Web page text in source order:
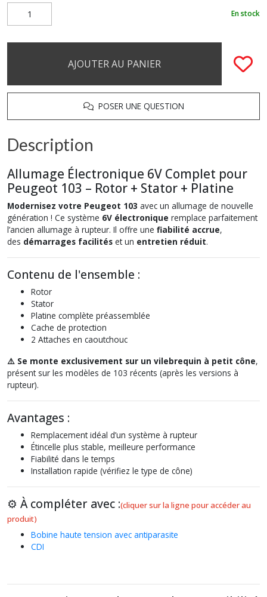
En stock
AJOUTER AU PANIER
POSER UNE QUESTION
Description
Allumage Électronique 6V Complet pour
Peugeot 103 – Rotor + Stator + Platine
Modernisez votre Peugeot 103 avec un allumage de nouvelle
génération ! Ce système 6V électronique remplace parfaitement
l’ancien allumage à rupteur. Il offre une fiabilité accrue,
des démarrages facilités et un entretien réduit.
Contenu de l'ensemble :
Rotor
Stator
Platine complète préassemblée
Cache de protection
2 Attaches en caoutchouc
⚠️ Se monte exclusivement sur un vilebrequin à petit cône,
présent sur les modèles de 103 récents (après les versions à
rupteur).
Avantages :
Remplacement idéal d’un système à rupteur
Étincelle plus stable, meilleure performance
Fiabilité dans le temps
Installation rapide (vérifiez le type de cône)
⚙️ À compléter avec :(cliquer sur la ligne pour accéder au
produit)
Bobine haute tension avec antiparasite
CDI